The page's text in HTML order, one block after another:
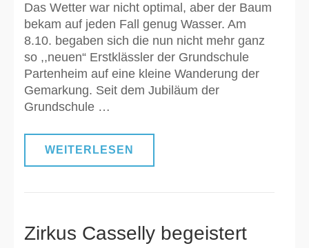
Das Wetter war nicht optimal, aber der Baum
bekam auf jeden Fall genug Wasser. Am
8.10. begaben sich die nun nicht mehr ganz
so ,,neuen“ Erstklässler der Grundschule
Partenheim auf eine kleine Wanderung der
Gemarkung. Seit dem Jubiläum der
Grundschule …
WEITERLESEN
Zirkus Casselly begeistert